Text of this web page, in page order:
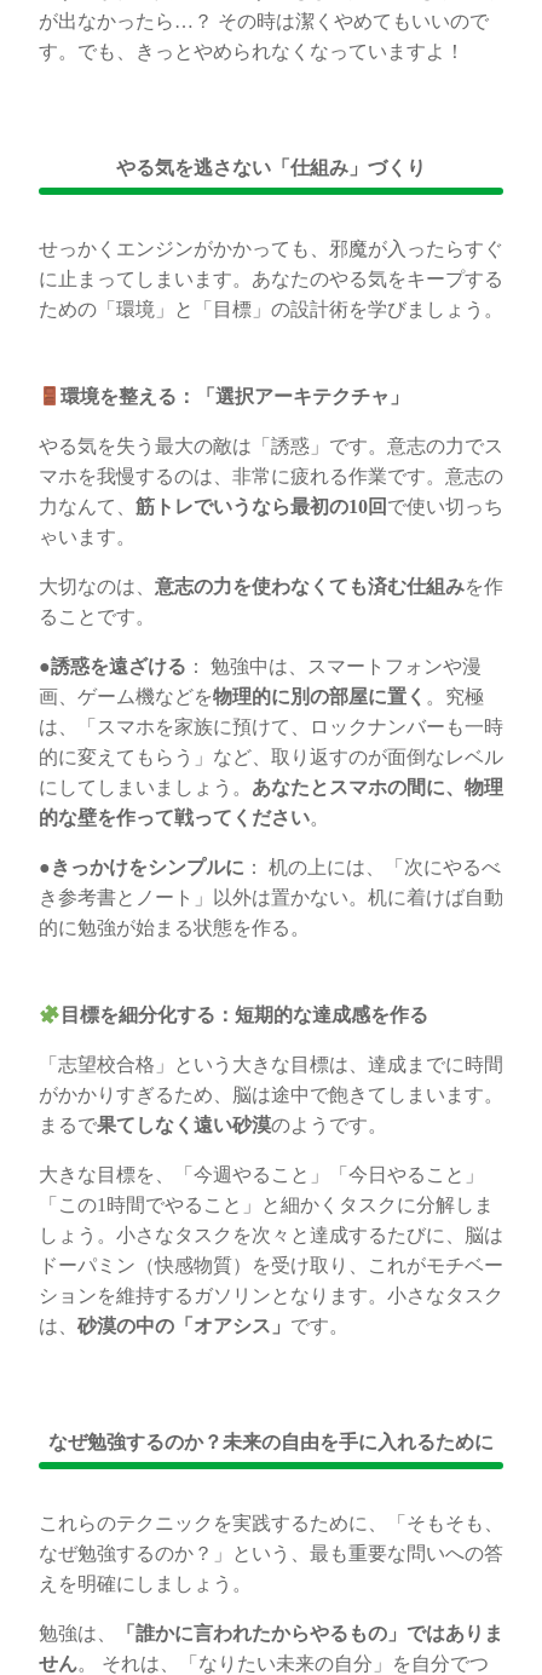
が出なかったら…？ その時は潔くやめてもいいので
す。でも、きっとやめられなくなっていますよ！
やる気を逃さない「仕組み」づくり
せっかくエンジンがかかっても、邪魔が入ったらすぐ
に止まってしまいます。あなたのやる気をキープする
ための「環境」と「目標」の設計術を学びましょう。
環境を整える：「選択アーキテクチャ」
やる気を失う最大の敵は「誘惑」です。意志の力でス
マホを我慢するのは、非常に疲れる作業です。意志の
力なんて、 筋トレでいうなら最初の10回 で使い切っち
ゃいます。
大切なのは、 意志の力を使わなくても済む仕組みを作
ることです。
●誘惑を遠ざける ： 勉強中は、スマートフォンや漫
画、ゲーム機などを物理的に別の部屋に置く 。究極
は、「スマホを家族に預けて、ロックナンバーも一時
的に変えてもらう」など、取り返すのが面倒なレベル
にしてしまいましょう。 あなたとスマホの間に、物理
的な壁を作って戦ってください。
●きっかけをシンプルに ： 机の上には、「次にやるべ
き参考書とノート」以外は置かない。机に着けば自動
的に勉強が始まる状態を作る。
目標を細分化する：短期的な達成感を作る
「志望校合格」という大きな目標は、達成までに時間
がかかりすぎるため、脳は途中で飽きてしまいます。
まるで果てしなく遠い砂漠のようです。
大きな目標を、「今週やること」「今日やること」
「この1時間でやること」と細かくタスクに分解しま
しょう。小さなタスクを次々と達成するたびに、脳は
ドーパミン（快感物質）を受け取り、これがモチベー
ションを維持するガソリンとなります。小さなタスク
は、 砂漠の中の「オアシス」 です。
なぜ勉強するのか？未来の自由を手に入れるために
これらのテクニックを実践するために、「そもそも、
なぜ勉強するのか？」という、最も重要な問いへの答
えを明確にしましょう。
勉強は、
「誰かに言われたからやるもの」ではありま
せん。 それは、「なりたい未来の自分」を自分でつ